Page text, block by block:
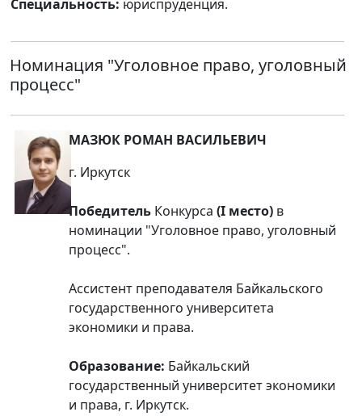
Специальность: юриспруденция.
Номинация "Уголовное право, уголовный
процесс"
МАЗЮК РОМАН ВАСИЛЬЕВИЧ
г. Иркутск
Победитель Конкурса (I место) в
номинации "Уголовное право, уголовный
процесс".
Ассистент преподавателя Байкальского
государственного университета
экономики и права.
Образование: Байкальский
государственный университет экономики
и права, г. Иркутск.